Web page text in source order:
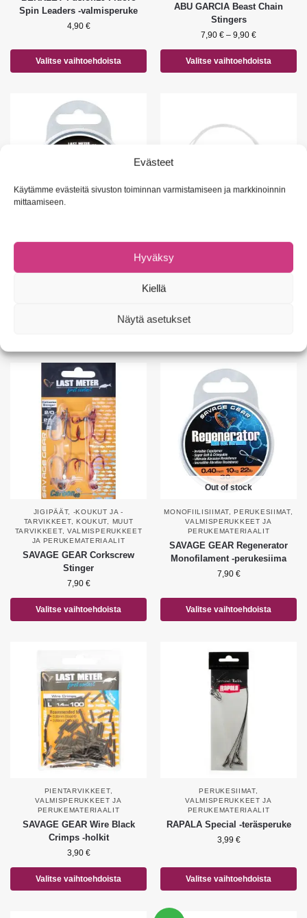
Evästeet
Käytämme evästeitä sivuston toiminnan varmistamiseen ja markkinoinnin
mittaamiseen.
Hyväksy
Kiellä
Näytä asetukset
Spin Leaders -valmisperuke
4,90 €
Valitse vaihtoehdoista
ABU GARCIA Beast Chain
Stingers
7,90 € – 9,90 €
Valitse vaihtoehdoista
PERUKESIIMAT,
SAVAGE GEAR Carbon 49
PERUKESIIMAT,
BERKLEY Fusion19 Fluoro Pike
JIGIPÄÄT, -KOUKUT JA -
TARVIKKEET, KOUKUT
MUUT
TARVIKKEET, VALMISPERUKKEET
JA PERUKEMATERIAALIT
SAVAGE GEAR Corkscrew
Stinger
7,90 €
Valitse vaihtoehdoista
Out of stock
MONOFIILISIIMAT,PERUKESIIMAT,
VALMISPERUKKEET JA
PERUKEMATERIAALIT
SAVAGE GEAR Regenerator
Monofilament -perukesiima
7,90 €
Valitse vaihtoehdoista
PIENTARVIKKEET,
VALMISPERUKKEET JA
PERUKEMATERIAALIT
SAVAGE GEAR Wire Black
Crimps -holkit
3,90 €
Valitse vaihtoehdoista
PERUKESIIMAT,
VALMISPERUKKEET JA
PERUKEMATERIAALIT
RAPALA Special -teräsperuke
3,99 €
Valitse vaihtoehdoista